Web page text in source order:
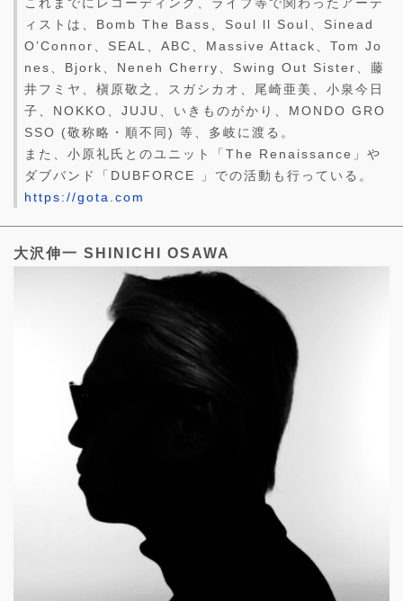
ィストは、Bomb The Bass、Soul ll Soul、Sinead
O’Connor、SEAL、ABC、Massive Attack、Tom Jo
nes、Bjork、Neneh Cherry、Swing Out Sister、藤
井フミヤ、槇原敬之、スガシカオ、尾崎亜美、小泉今日
子、NOKKO、JUJU、いきものがかり、MONDO GRO
SSO (敬称略・順不同) 等、多岐に渡る。
また、小原礼氏とのユニット「The Renaissance」や
ダブバンド「DUBFORCE 」での活動も行っている。
https://gota.com
大沢伸一 SHINICHI OSAWA